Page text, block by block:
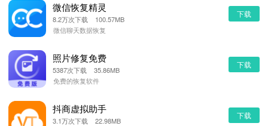
微信恢复精灵
8.2万次下载 100.57MB
微信聊天数据恢复
下载
照片修复免费
5387次下载 35.86MB
免费的恢复软件
下载
抖商虚拟助手
3.1万次下载 22.98MB
下载